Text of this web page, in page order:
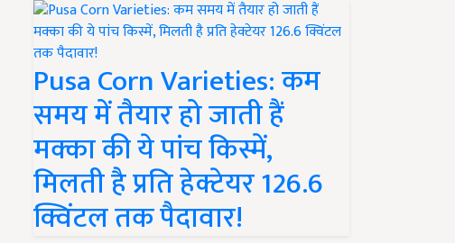
Pusa Corn Varieties: कम
समय में तैयार हो जाती हैं
मक्का की ये पांच किस्में,
मिलती है प्रति हेक्टेयर 126.6
क्विंटल तक पैदावार!